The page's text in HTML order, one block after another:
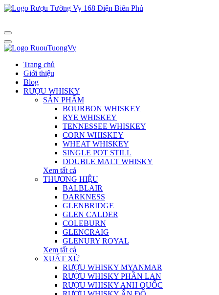
Trang chủ
Giới thiệu
Blog
RƯỢU WHISKY
SẢN PHẨM
BOURBON WHISKEY
RYE WHISKEY
TENNESSEE WHISKEY
CORN WHISKEY
WHEAT WHISKEY
SINGLE POT STILL
DOUBLE MALT WHISKY
Xem tất cả
THƯƠNG HIỆU
BALBLAIR
DARKNESS
GLENBRIDGE
GLEN CALDER
COLEBURN
GLENCRAIG
GLENURY ROYAL
Xem tất cả
XUẤT XỨ
RƯỢU WHISKY MYANMAR
RƯỢU WHISKY PHẦN LAN
RƯỢU WHISKY ANH QUỐC